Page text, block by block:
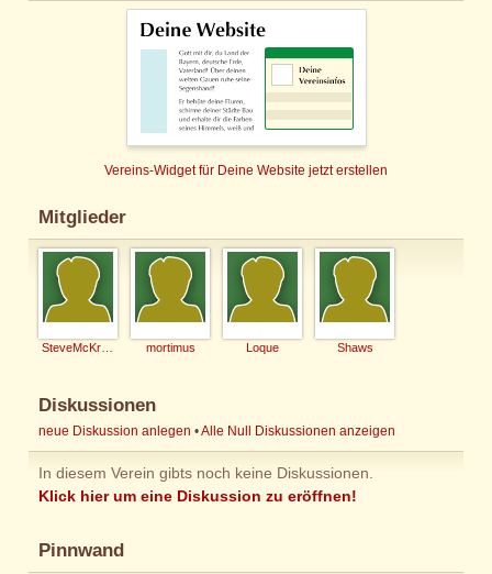
Vereins-Widget für Deine Website jetzt erstellen
Mitglieder
SteveMcKrapf mortimus Loque Shaws
Diskussionen
neue Diskussion anlegen •Alle Null Diskussionen anzeigen
In diesem Verein gibts noch keine Diskussionen.
Klick hier um eine Diskussion zu eröffnen!
Pinnwand